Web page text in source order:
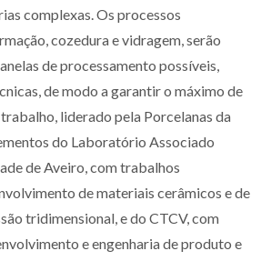
complexas. Os processos
cozedura e vidragem, serão
de processamento possíveis,
de modo a garantir o máximo de
liderado pela Porcelanas da
do Laboratório Associado
de Aveiro, com trabalhos
de materiais cerâmicos e de
tridimensional, e do CTCV, com
e engenharia de produto e